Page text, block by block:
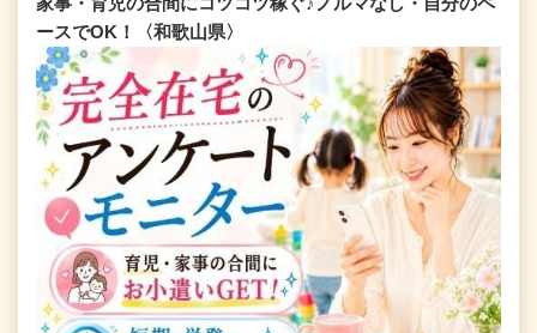
ースでOK！〈和歌山県〉